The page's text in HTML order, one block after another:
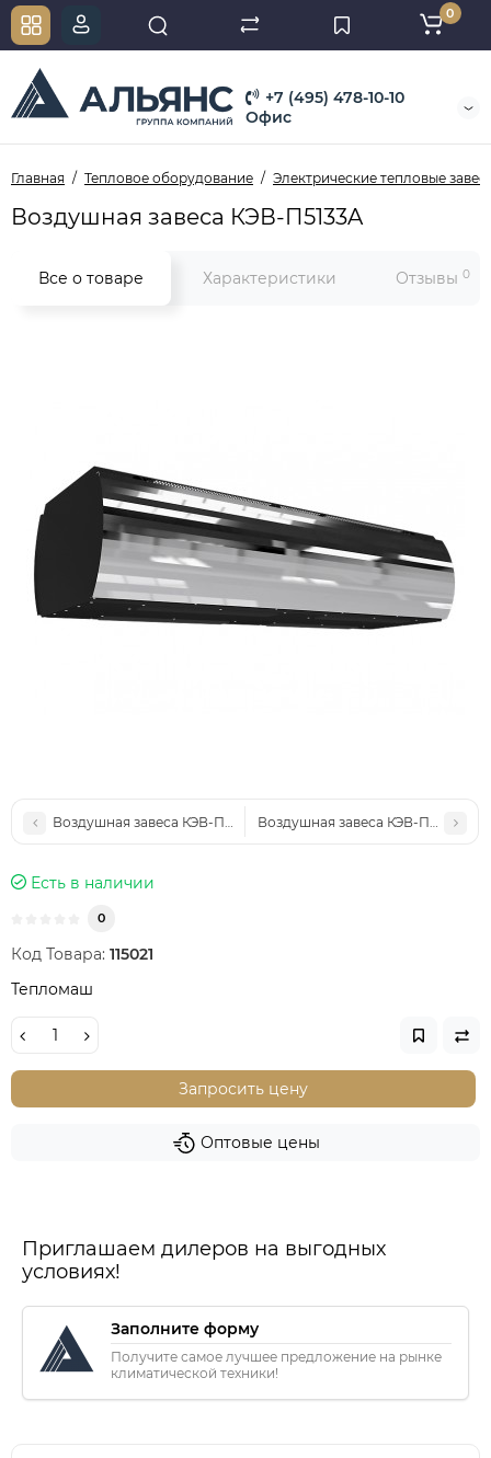
+7 (495) 478-10-10
Офис
0
Главная Тепловое оборудование Электрические тепловые
Воздушная завеса КЭВ-П5133A
Все о товаре Характеристики Отзывы 0
Воздушная завеса КЭВ-П5141 Воздушная завеса КЭВ-П5132
Есть в наличии
0
Код Товара: 115021
Тепломаш
Запросить цену
Оптовые цены
Приглашаем дилеров на выгодных
условиях!
Заполните форму
Получите самое лучшее предложение на рынке
климатической техники!